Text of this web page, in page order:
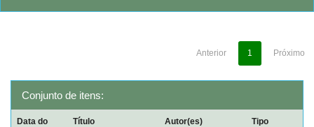
Anterior 1 Próximo
Conjunto de itens:
Data do
Título Autor(es) Tipo